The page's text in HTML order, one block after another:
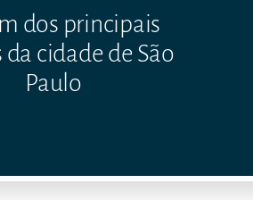
dos principais
da cidade de São
Paulo